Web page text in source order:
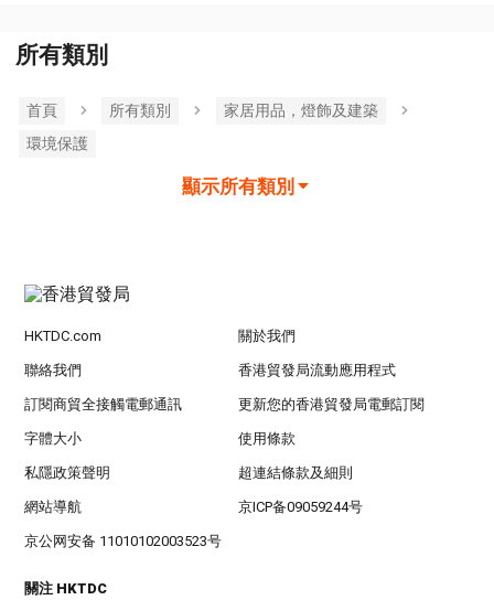
所有類別
首頁 所有類別
家居用品，燈飾及建築
環境保護
顯示所有類別
HKTDC.com 關於我們
聯絡我們 香港貿發局流動應用程式
訂閱商貿全接觸電郵通訊 更新您的香港貿發局電郵訂閱
字體大小 使用條款
私隱政策聲明 超連結條款及細則
網站導航 京ICP备09059244号
京公网安备 11010102003523号
關注 HKTDC